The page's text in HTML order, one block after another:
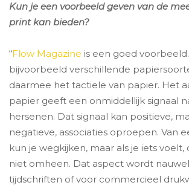
Kun je een voorbeeld geven van de
print kan bieden?
“Flow Magazine is een goed
bijvoorbeeld verschillende
daarmee het tactiele van papier. Het
papier geeft een onmiddellijk signaal
hersenen. Dat signaal kan positieve,
negatieve, associaties oproepen. Van
kun je wegkijken, maar als je iets voelt,
niet omheen. Dat aspect wordt
tijdschriften of voor commercieel